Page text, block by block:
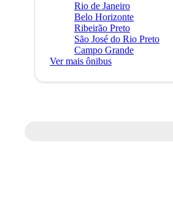
Rio de Janeiro
Belo Horizonte
Ribeirão Preto
São José do Rio Preto
Campo Grande
Ver mais ônibus